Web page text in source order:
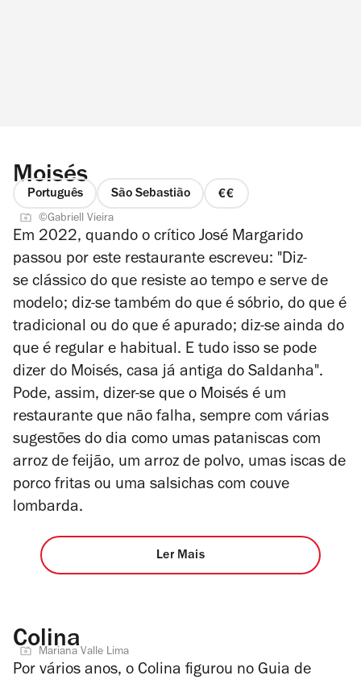
Moisés
Português São Sebastião
preço
de
4
©Gabriell Vieira
Em 2022, quando o crítico José Margarido
passou por este restaurante escreveu: "Diz-
se clássico do que resiste ao tempo e serve de
modelo; diz-se também do que é sóbrio, do que é
tradicional ou do que é apurado; diz-se ainda do
que é regular e habitual. E tudo isso se pode
dizer do Moisés, casa já antiga do Saldanha".
Pode, assim, dizer-se que o Moisés é um
restaurante que não falha, sempre com várias
sugestões do dia como umas pataniscas com
arroz de feijão, um arroz de polvo, umas iscas de
porco fritas ou uma salsichas com couve
lombarda.
Ler Mais
Colina
Mariana Valle Lima
Por vários anos, o Colina figurou no Guia de